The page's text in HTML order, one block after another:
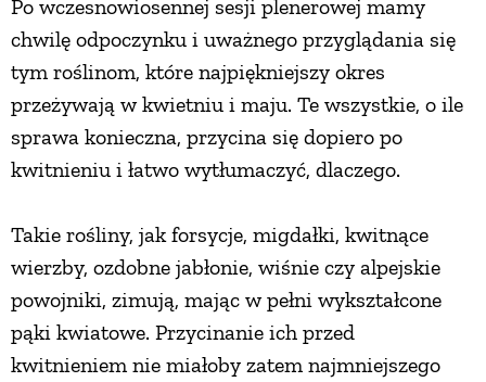
Po wczesnowiosennej sesji plenerowej mamy
chwilę odpoczynku i uważnego przyglądania się
tym roślinom, które najpiękniejszy okres
przeżywają w kwietniu i maju. Te wszystkie, o ile
sprawa konieczna, przycina się dopiero po
kwitnieniu i łatwo wytłumaczyć, dlaczego.
Takie rośliny, jak forsycje, migdałki, kwitnące
wierzby, ozdobne jabłonie, wiśnie czy alpejskie
powojniki, zimują, mając w pełni wykształcone
pąki kwiatowe. Przycinanie ich przed
kwitnieniem nie miałoby zatem najmniejszego